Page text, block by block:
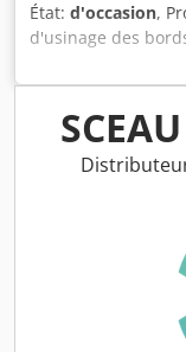
État: d'occasion,
d'usinage des
d'enlèvement de
fraisage -
Tension : 133
transmission : Ø
250/80/H170 mm -